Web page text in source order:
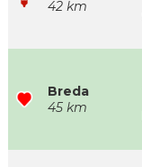
42 km
Breda
45 km